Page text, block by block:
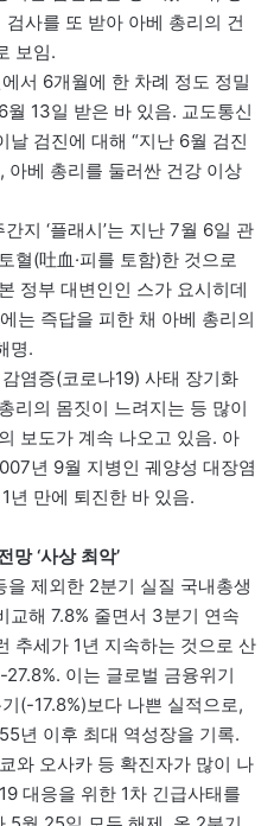
사를 또 받아 아베 총리의 건
보임.
서 6개월에 한 차례 정도 정밀
13일 받은 바 있음. 교도통신
검진에 대해 “지난 6월 검진
아베 총리를 둘러싼 건강 이상
지 ‘플래시’는 지난 7월 6일 관
혈(吐血·피를 토함)한 것으로
정부 대변인인 스가 요시히데
는 즉답을 피한 채 아베 총리의
명.
염증(코로나19) 사태 장기화
리의 몸짓이 느려지는 등 많이
보도가 계속 나오고 있음. 아
년 9월 지병인 궤양성 대장염
년 만에 퇴진한 바 있음.
‘사상 최악’
제외한 2분기 실질 국내총생
교해 7.8% 줄면서 3분기 연속
추세가 1년 지속하는 것으로 산
이는 글로벌 금융위기
(-17.8%)보다 나쁜 실적으로,
년 이후 최대 역성장을 기록.
와 오사카 등 확진자가 많이 나
대응을 위한 1차 긴급사태를